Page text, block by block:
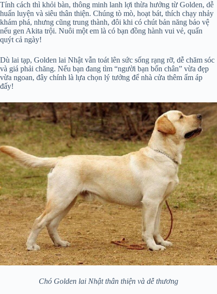
Tính cách thì khỏi bàn, thông minh lanh lợi thừa hưởng từ Golden, dễ
huấn luyện và siêu thân thiện. Chúng tò mò, hoạt bát, thích chạy nhảy
khám phá, nhưng cũng trung thành, đôi khi có chút bản năng bảo vệ
nếu gen Akita trội. Nuôi một em là có bạn đồng hành vui vẻ, quấn
quýt cả ngày!
Dù lai tạp, Golden lai Nhật vẫn toát lên sức sống rạng rỡ, dễ chăm sóc
và giá phải chăng. Nếu bạn đang tìm “người bạn bốn chân” vừa đẹp
vừa ngoan, đây chính là lựa chọn lý tưởng để nhà cửa thêm ấm áp
đấy!
Chó Golden lai Nhật thân thiện và dễ thương